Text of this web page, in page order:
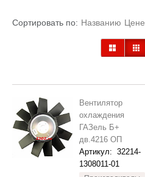
Сортировать по: Названию Цене
Вентилятор
охлаждения
ГАЗель Б+
дв.4216 ОП
Артикул: 32214-
1308011-01